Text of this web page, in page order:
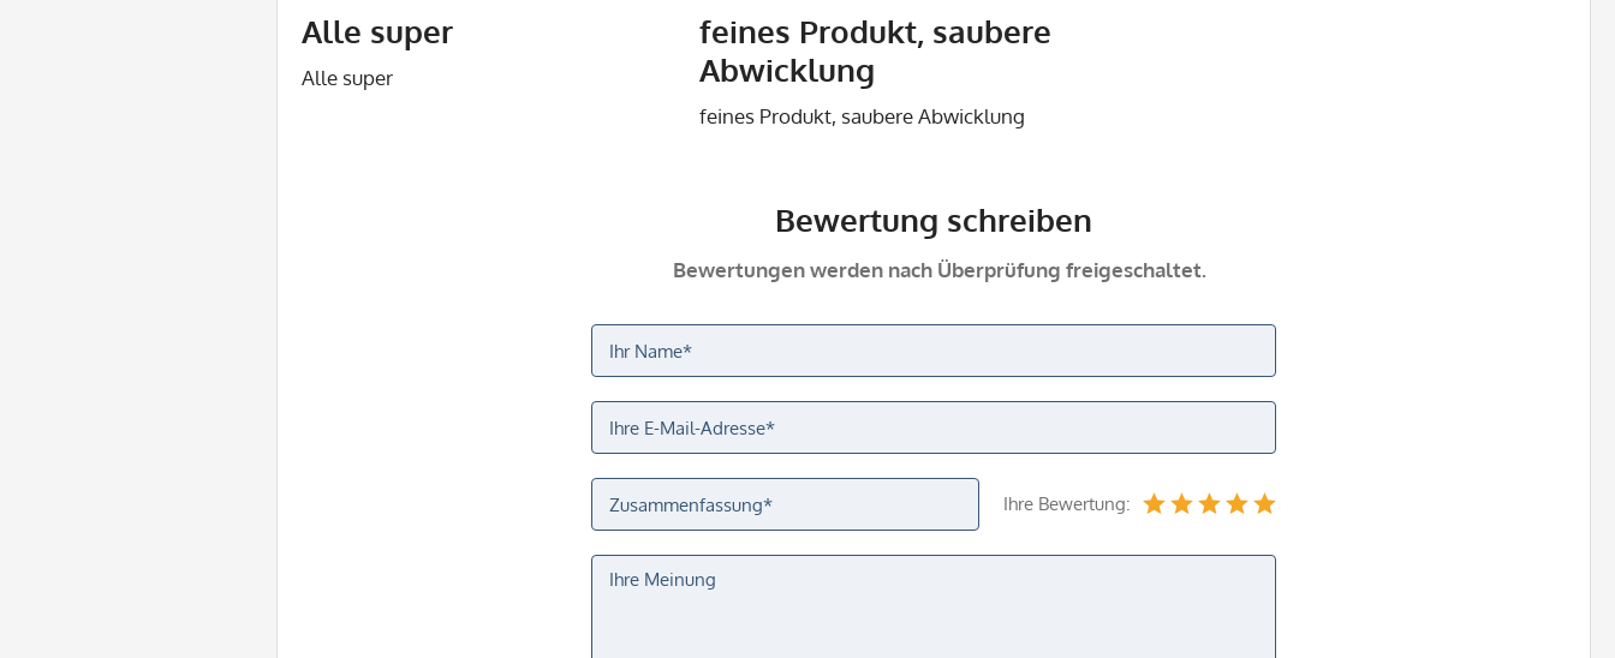
Alle super
Alle super
feines Produkt, saubere
Abwicklung
feines Produkt, saubere Abwicklung
Bewertung schreiben
Bewertungen werden nach Überprüfung freigeschaltet.
Ihre Bewertung: